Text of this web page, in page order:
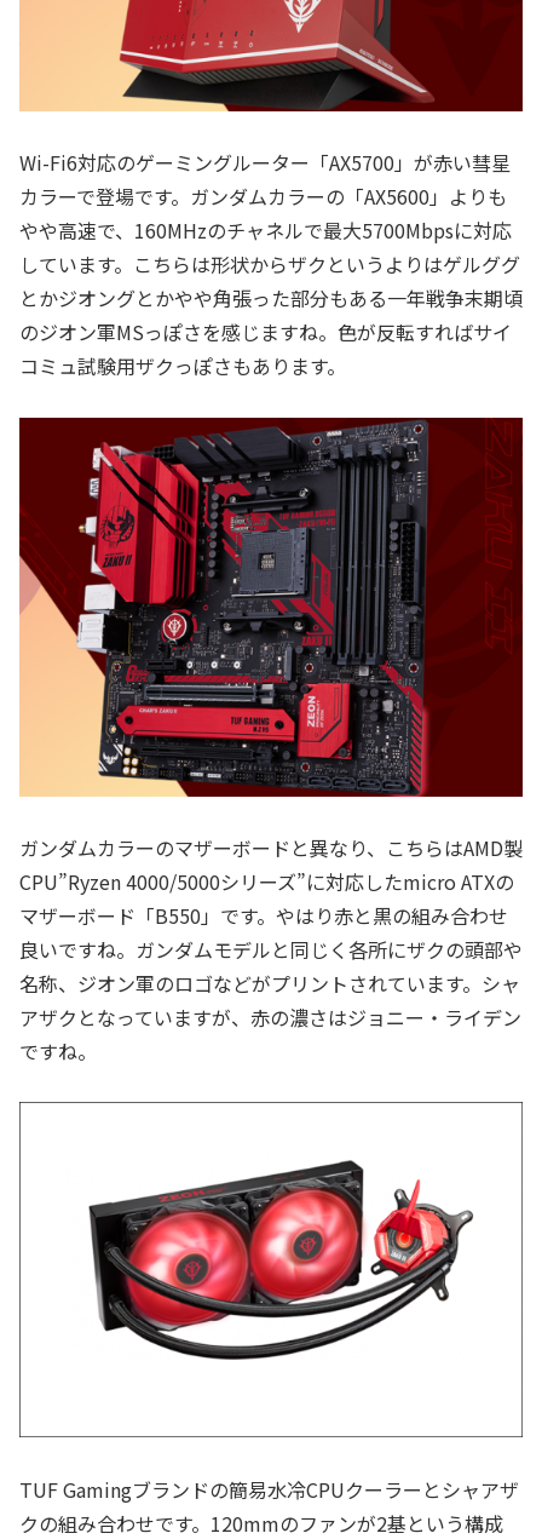
Wi-Fi6対応のゲーミングルーター「AX5700」が赤い彗星
カラーで登場です。ガンダムカラーの「AX5600」よりも
やや高速で、160MHzのチャネルで最大5700Mbpsに対応
しています。こちらは形状からザクというよりはゲルググ
とかジオングとかやや角張った部分もある一年戦争末期頃
のジオン軍MSっぽさを感じますね。色が反転すればサイ
コミュ試験用ザクっぽさもあります。
ガンダムカラーのマザーボードと異なり、こちらはAMD製
CPU”Ryzen 4000/5000シリーズ”に対応したmicro ATXの
マザーボード「B550」です。やはり赤と黒の組み合わせ
良いですね。ガンダムモデルと同じく各所にザクの頭部や
名称、ジオン軍のロゴなどがプリントされています。シャ
アザクとなっていますが、赤の濃さはジョニー・ライデン
ですね。
TUF Gamingブランドの簡易水冷CPUクーラーとシャアザ
クの組み合わせです。120mmのファンが2基という構成